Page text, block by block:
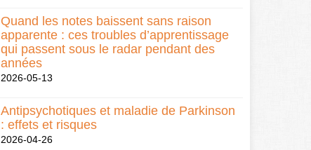
Quand les notes baissent sans raison
apparente : ces troubles d’apprentissage
qui passent sous le radar pendant des
années
2026-05-13
Antipsychotiques et maladie de Parkinson
: effets et risques
2026-04-26